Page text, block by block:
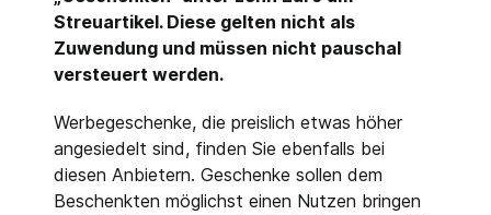
Streuartikel. Diese gelten nicht als
Zuwendung und müssen nicht pauschal
versteuert werden.
Werbegeschenke, die preislich etwas höher
angesiedelt sind, finden Sie ebenfalls bei
diesen Anbietern. Geschenke sollen dem
Beschenkten möglichst einen Nutzen bringen